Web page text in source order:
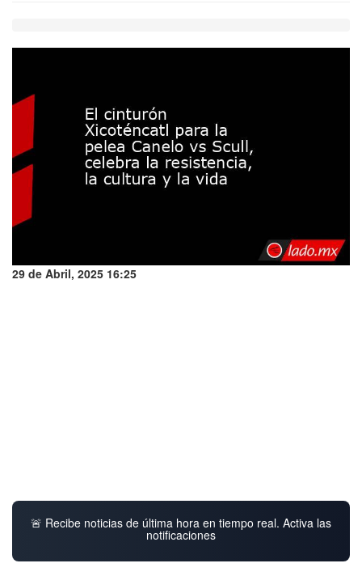
29 de Abril, 2025 16:25
🚨 Recibe noticias de última hora en tiempo real. Activa las
notificaciones